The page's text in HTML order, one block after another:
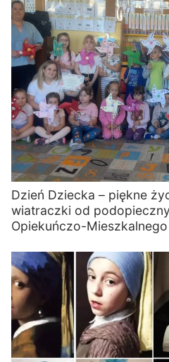
Dzień Dziecka – piękne
wiatraczki od
Opiekuńczo-Mieszkalnego